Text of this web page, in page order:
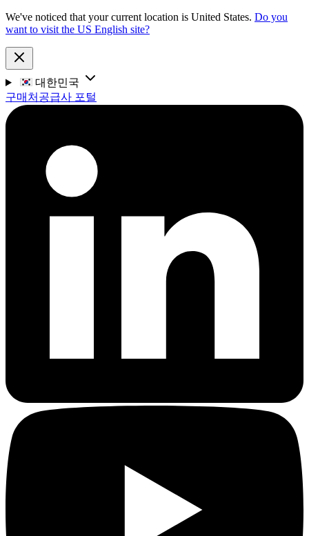
We've noticed that your current location is United States. Do you
want to visit the US English site?
대한민국
구매처 공급사 포털